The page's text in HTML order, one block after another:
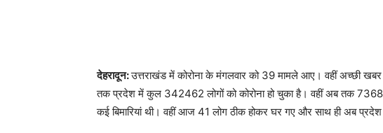
देहरादून:उत्तराखंड में कोरोना के मंगलवार को 39 मामले आए। वहीं अच्छी
तक प्रदेश में कुल 342462 लोगों को कोरोना हो चुका है। वहीं अब तक 7368
कई बिमारियां थी। वहीं आज 41 लोग ठीक होकर घर गए और साथ ही अब